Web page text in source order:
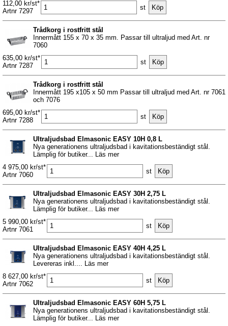
112,00 kr/st*
Artnr 7297
st
Trådkorg i rostfritt stål
Innermått 155 x 70 x 35 mm. Passar till ultraljud med Art. nr
7060
635,00 kr/st*
Artnr 7287
st
Trådkorg i rostfritt stål
Innermått 195 x105 x 50 mm Passar till ultraljud med Art. nr 7061
och 7076
695,00 kr/st*
Artnr 7288
st
Ultraljudsbad Elmasonic EASY 10H 0,8 L
Nya generationens ultraljudsbad i kavitationsbeständigt stål.
Lämplig för butiker... Läs mer
4 975,00 kr/st*
Artnr 7060
st
Ultraljudsbad Elmasonic EASY 30H 2,75 L
Nya generationens ultraljudsbad i kavitationsbeständigt stål.
Lämplig för butiker... Läs mer
5 990,00 kr/st*
Artnr 7061
st
Ultraljudsbad Elmasonic EASY 40H 4,25 L
Nya generationens ultraljudsbad i kavitationsbeständigt stål.
Levereras inkl.... Läs mer
8 627,00 kr/st*
Artnr 7062
st
Ultraljudsbad Elmasonic EASY 60H 5,75 L
Nya generationens ultraljudsbad i kavitationsbeständigt stål.
Lämplig för butiker... Läs mer